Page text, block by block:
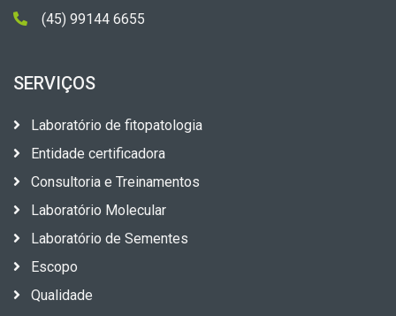
(45) 99144 6655
SERVIÇOS
Laboratório de fitopatologia
Entidade certificadora
Consultoria e Treinamentos
Laboratório Molecular
Laboratório de Sementes
Escopo
Qualidade